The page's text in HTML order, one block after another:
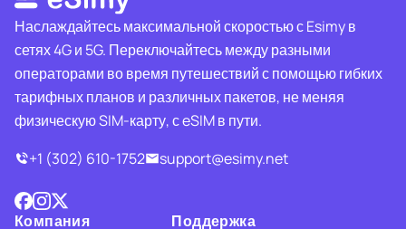
Наслаждайтесь максимальной скоростью с Esimy в
сетях 4G и 5G. Переключайтесь между разными
операторами во время путешествий с помощью гибких
тарифных планов и различных пакетов, не меняя
физическую SIM-карту, с eSIM в пути.
+1 (302) 610-1752
support@esimy.net
Компания Поддержка